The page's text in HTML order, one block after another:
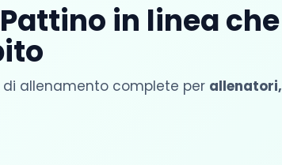
in linea che
di allenamento complete per allenatori,